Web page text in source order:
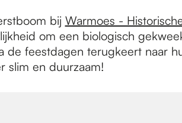
bij Warmoes -
om een biologisch
de feestdagen terugkeert naar
slim en duurzaam!